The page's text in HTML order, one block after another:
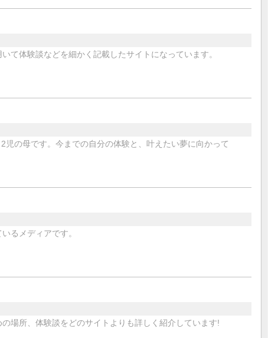
て体験談などを細かく記載したサイトになっています。
の母です。今までの自分の体験と、叶えたい夢に向かって
るメディアです。
場所、体験談をどのサイトよりも詳しく紹介しています!